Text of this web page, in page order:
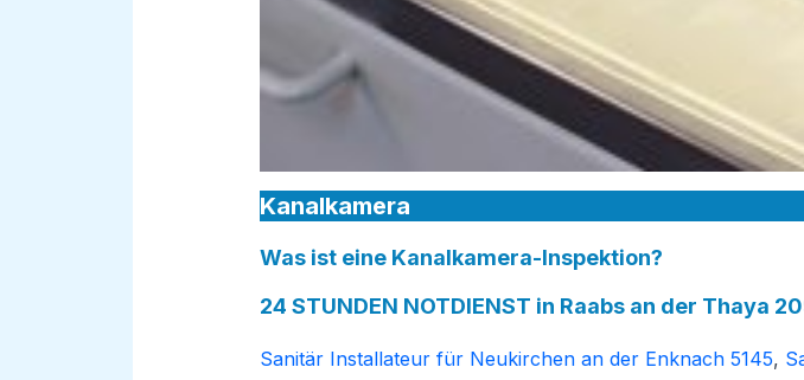
Kanalkamera
Was ist eine Kanalkamera-Inspektion?
24 STUNDEN NOTDIENST in Raabs an der Thaya
Sanitär Installateur für Neukirchen an der Enknach 5145,